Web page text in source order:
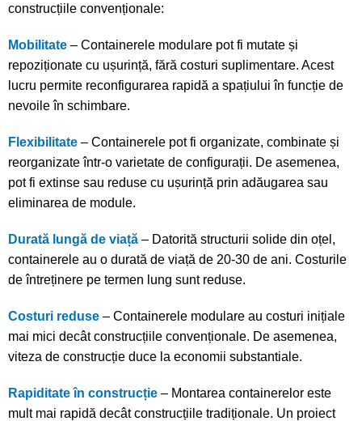
construcțiile convenționale:
Mobilitate – Containerele modulare pot fi mutate și
repoziționate cu ușurință, fără costuri suplimentare. Acest
lucru permite reconfigurarea rapidă a spațiului în funcție de
nevoile în schimbare.
Flexibilitate – Containerele pot fi organizate, combinate și
reorganizate într-o varietate de configurații. De asemenea,
pot fi extinse sau reduse cu ușurință prin adăugarea sau
eliminarea de module.
Durată lungă de viață – Datorită structurii solide din oțel,
containerele au o durată de viață de 20-30 de ani. Costurile
de întreținere pe termen lung sunt reduse.
Costuri reduse – Containerele modulare au costuri inițiale
mai mici decât construcțiile convenționale. De asemenea,
viteza de construcție duce la economii substantiale.
Rapiditate în construcție – Montarea containerelor este
mult mai rapidă decât construcțiile tradiționale. Un proiect